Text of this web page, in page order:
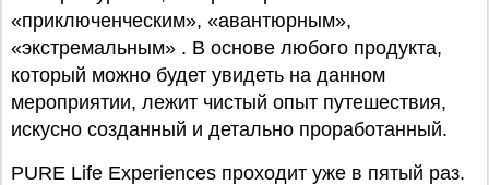
«приключенческим», «авантюрным»,
«экстремальным» . В основе любого продукта,
который можно будет увидеть на данном
мероприятии, лежит чистый опыт путешествия,
искусно созданный и детально проработанный.
PURE Life Experiences проходит уже в пятый раз.